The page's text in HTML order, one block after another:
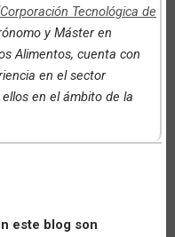
Corporación Tecnológica de
y Máster en
Alimentos, cuenta con
en el sector
en el ámbito de la
este blog son